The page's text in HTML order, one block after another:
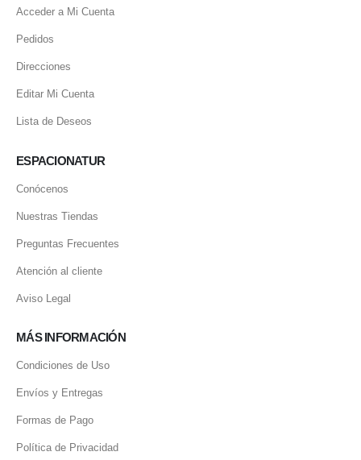
Acceder a Mi Cuenta
Pedidos
Direcciones
Editar Mi Cuenta
Lista de Deseos
ESPACIONATUR
Conócenos
Nuestras Tiendas
Preguntas Frecuentes
Atención al cliente
Aviso Legal
MÁS INFORMACIÓN
Condiciones de Uso
Envíos y Entregas
Formas de Pago
Política de Privacidad